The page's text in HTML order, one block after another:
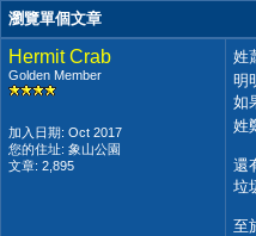
瀏覽單個文章
Hermit Crab
Golden Member
加入日期: Oct 2017
您的住址: 象山公園
文章: 2,895
姓
明
如
姓
還
垃
至